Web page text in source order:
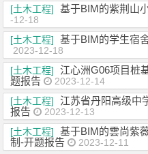
[土木工程]
基于BIM的紫荆山
-12-18
[土木工程]
基于BIM的学生宿
2023-12-18
[土木工程]
江心洲G06项目桩
题报告
2023-12-14
[土木工程]
江苏省丹阳高级中
报告
2023-12-13
[土木工程]
基于BIM的雲尚紫
制-开题报告
2023-12-11